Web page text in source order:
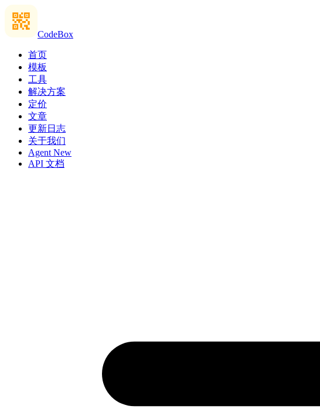
CodeBox
首页
模板
工具
解决方案
定价
文章
更新日志
关于我们
Agent New
API 文档